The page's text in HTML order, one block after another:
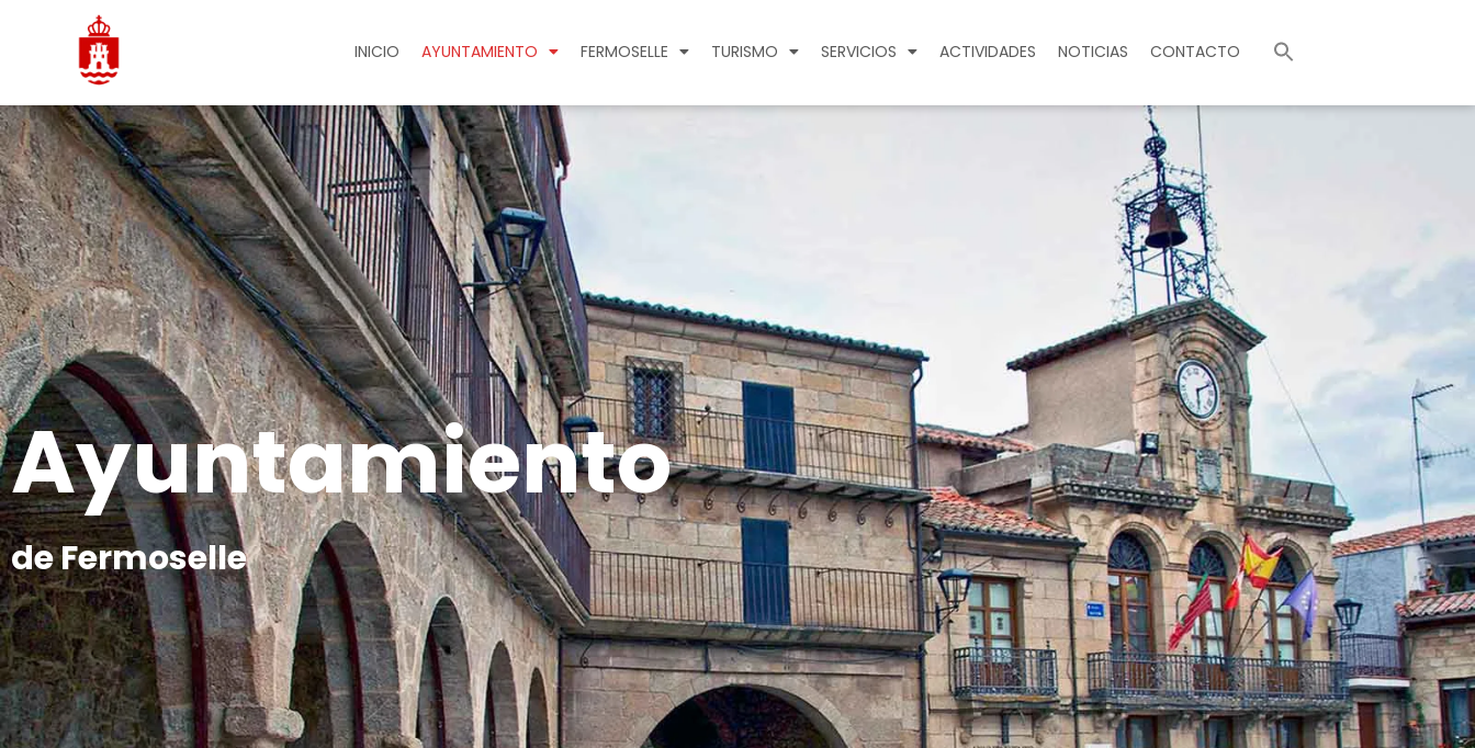
INICIO AYUNTAMIENTO FERMOSELLE TURISMO SERVICIOS ACTIVIDADES NOTICIAS CONTACTO
Ayuntamiento
de Fermoselle